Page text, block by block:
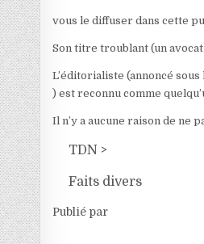
vous le diffuser dans cette
Son titre troublant (un
L’éditorialiste (annoncé sous
) est reconnu comme
Il n’y a aucune raison de ne
TDN >
Faits divers
Publié par